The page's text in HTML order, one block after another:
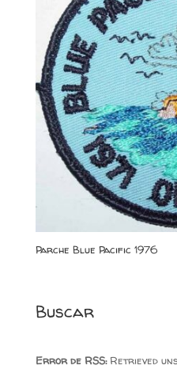
Parche Blue Pacific 1976
Buscar
Error de RSS:Retrieved